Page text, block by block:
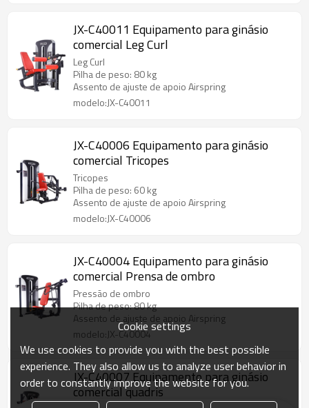
JX-C40011 Equipamento para ginásio
comercial Leg Curl
Leg Curl
Pilha de peso: 80 kg
Assento de ajuste de apoio Airspring
modelo:JX-C40011
JX-C40006 Equipamento para ginásio
comercial Tricopes
Tricopes
Pilha de peso: 60 kg
Assento de ajuste de apoio Airspring
modelo:JX-C40006
JX-C40004 Equipamento para ginásio
comercial Prensa de ombro
Pressão de ombro
Pilha de peso: 80 kg
Assento de ajuste de apoio Airspring
modelo:JX-C40004
JX-C40007 Equipamento para ginásio
comercial quadris
Cookie settings
We use cookies to provide you with the best possible
experience. They also allow us to analyze user behavior in
order to constantly improve the website for you.